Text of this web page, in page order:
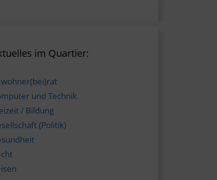
im Quartier:
und Technik
/ Bildung
(Politik)